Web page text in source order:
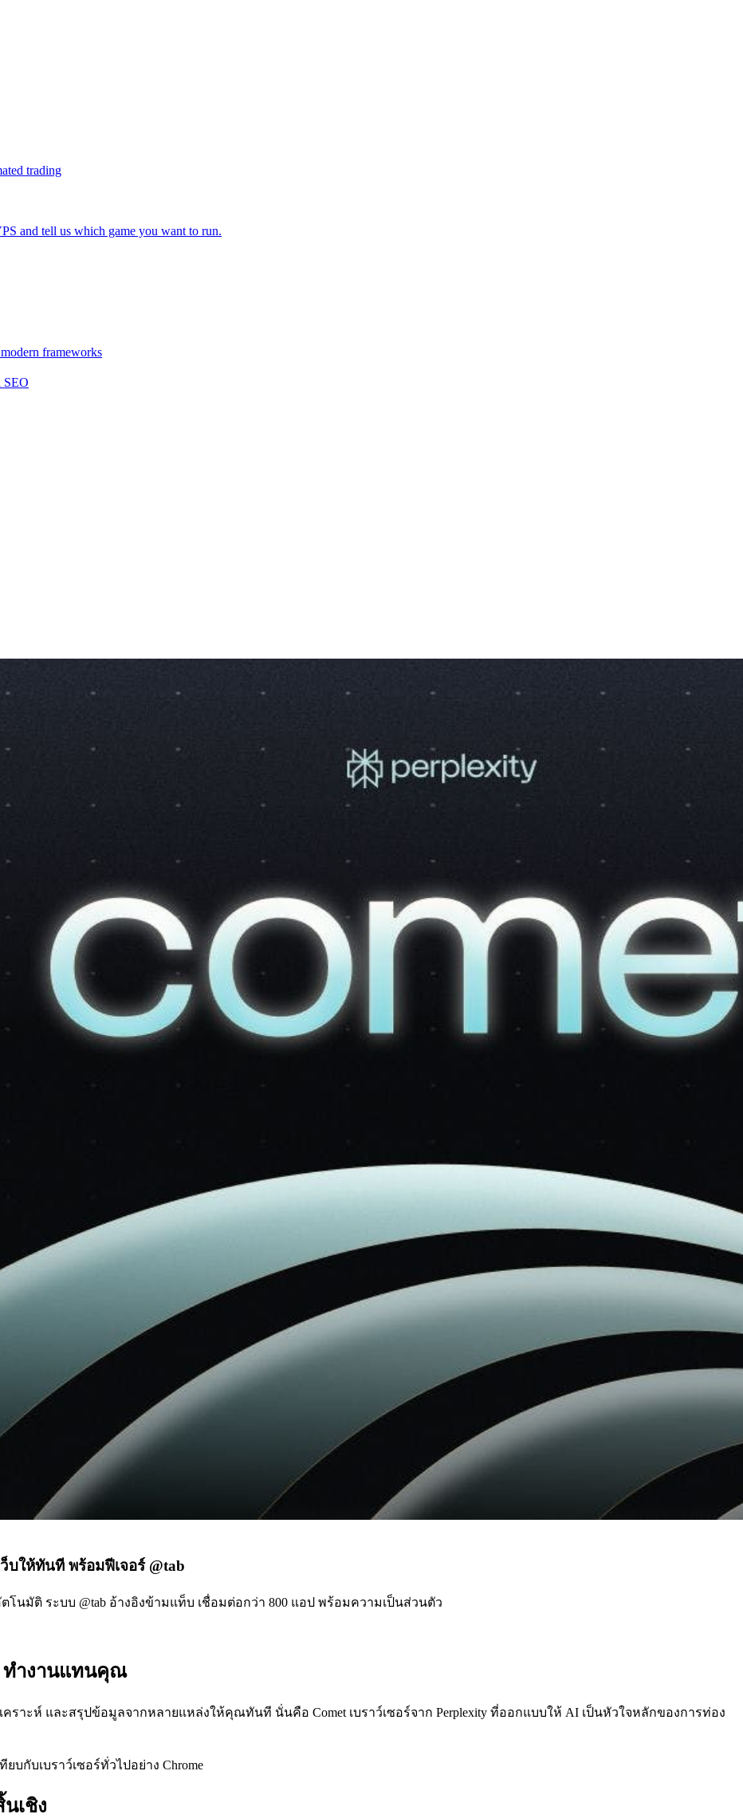
trading
and tell us which game you want to run.
frameworks
SEO
บให้ทันที พร้อมฟีเจอร์ @tab
ตโนมัติ ระบบ @tab อ้างอิงข้ามแท็บ เชื่อมต่อกว่า 800 แอป พร้อมความเป็นส่วนตัว
ทำงานแทนคุณ
ราะห์ และสรุปข้อมูลจากหลายแหล่งให้คุณทันที นั่นคือ Comet เบราว์เซอร์จาก Perplexity ที่ออกแบบให้ AI เป็นหัวใจหลักของการท่อง
กับเบราว์เซอร์ทั่วไปอย่าง Chrome
เชิง